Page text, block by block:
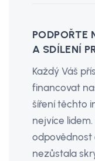
PODPOŘTE
A SDÍLENÍ
Každý Váš
financovat
šíření těchto
nejvíce
odpovědnost
nezůstala